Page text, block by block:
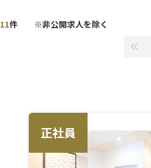
北陸・甲信越
皮膚科
麻酔科
研修充実
11件 ※非公開求人を除く
正社員